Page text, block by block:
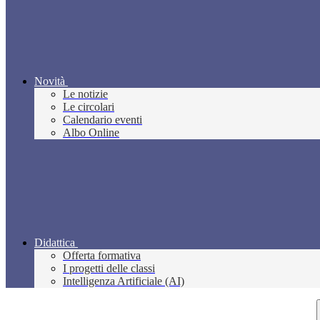
Novità
Le notizie
Le circolari
Calendario eventi
Albo Online
Didattica
Offerta formativa
I progetti delle classi
Intelligenza Artificiale (AI)